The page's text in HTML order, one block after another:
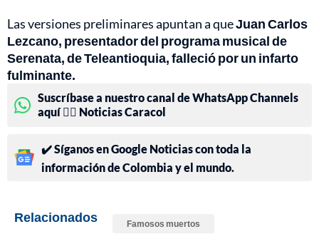
Las versiones preliminares apuntan a queJuan Carlos
Lezcano, presentador del programa musical de
Serenata, de Teleantioquia, falleció por un infarto
fulminante.
Suscríbase a nuestro canal de WhatsApp Channels
aquí 👉🏻 Noticias Caracol
✔️ Síganos en Google Noticias con toda la
información de Colombia y el mundo.
Relacionados Famosos muertos